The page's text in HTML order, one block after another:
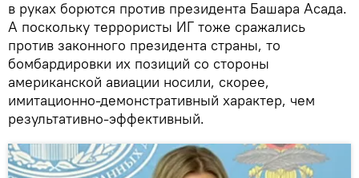
в руках борются против президента Башара Асада.
А поскольку террористы ИГ тоже сражались
против законного президента страны, то
бомбардировки их позиций со стороны
американской авиации носили, скорее,
имитационно-демонстративный характер, чем
результативно-эффективный.